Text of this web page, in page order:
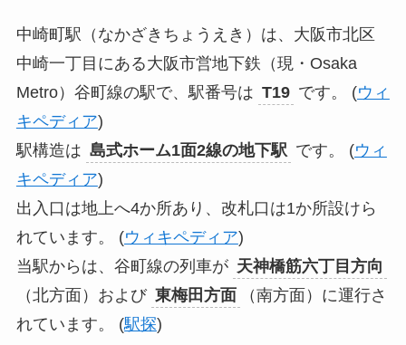
中崎町駅（なかざきちょうえき）は、大阪市北区
中崎一丁目にある大阪市営地下鉄（現・Osaka
Metro）谷町線の駅で、駅番号は T19 です。 (ウィ
キペディア)
駅構造は 島式ホーム1面2線の地下駅 です。 (ウィ
キペディア)
出入口は地上へ4か所あり、改札口は1か所設けら
れています。 (ウィキペディア)
当駅からは、谷町線の列車が 天神橋筋六丁目方向
（北方面）および 東梅田方面
（南方面）に運行さ
れています。 (駅探)